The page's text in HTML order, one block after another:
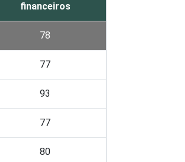
financeiros
78
77
93
77
80